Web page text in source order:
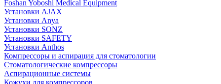
Foshan Yoboshi Medical Equipment
Установки AJAX
Установки Anya
Установки SONZ
Установки SAFETY
Установки Anthos
Компрессоры и аспирация для стоматологии
Стоматологические компрессоры
Аспирационные системы
Кожухи для компрессоров